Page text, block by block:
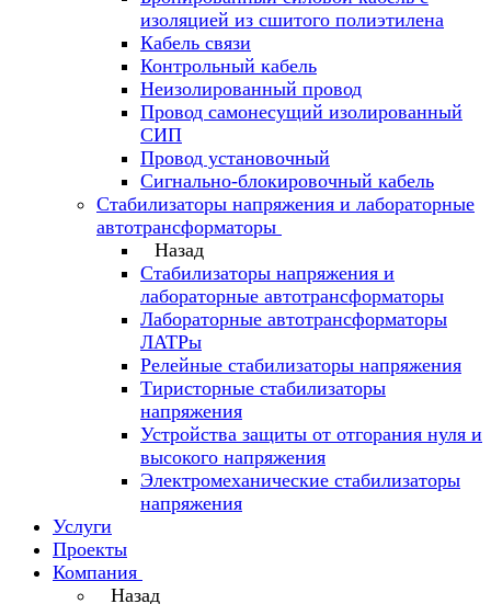
изоляцией из сшитого полиэтилена
Кабель связи
Контрольный кабель
Неизолированный провод
Провод самонесущий изолированный
СИП
Провод установочный
Сигнально-блокировочный кабель
Стабилизаторы напряжения и лабораторные
автотрансформаторы
Назад
Стабилизаторы напряжения и
лабораторные автотрансформаторы
Лабораторные автотрансформаторы
ЛАТРы
Релейные стабилизаторы напряжения
Тиристорные стабилизаторы
напряжения
Устройства защиты от отгорания нуля и
высокого напряжения
Электромеханические стабилизаторы
напряжения
Услуги
Проекты
Компания
Назад